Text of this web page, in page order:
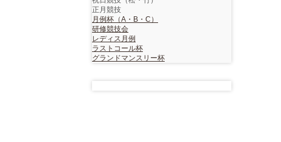
正月競技
月例杯（A・B・C）
研修競技会
レディス月例
ラストコール杯
グランドマンスリー杯